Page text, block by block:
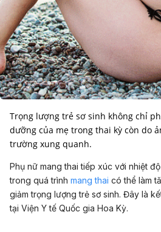
Trọng lượng trẻ sơ sinh không chỉ
dưỡng của mẹ trong thai kỳ còn do
trường xung quanh.
Phụ nữ mang thai tiếp xúc với nhiệt
trong quá trình mang thai có thể làm
giảm trọng lượng trẻ sơ sinh. Đây là
tại Viện Y tế Quốc gia Hoa Kỳ.